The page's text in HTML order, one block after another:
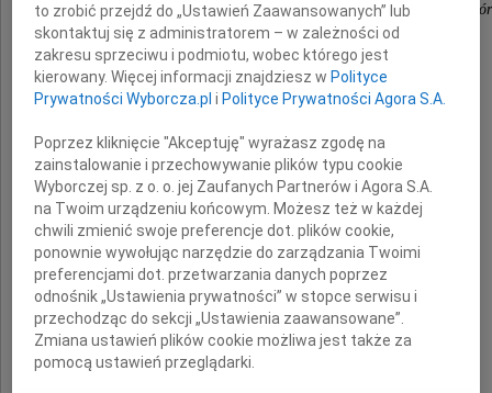
Chciałbym starą z mundurem wdziać na siebie
Po dawnemu wojować, kochać się i pić!
(B. Wieniawa-Długoszowski)
dr Krzysztof Pirecki
kmdr rez. WP
Zginął tragicznie podczas urlopu w Egipcie
to zrobić przejdź do „Ustawień Zaawansowanych” lub
skontaktuj się z administratorem – w zależności od
zakresu sprzeciwu i podmiotu, wobec którego jest
kierowany. Więcej informacji znajdziesz w Polityce
Prywatności Wyborcza.pl i Polityce Prywatności Agora S.A.
Poprzez kliknięcie "Akceptuję" wyrażasz zgodę na
zainstalowanie i przechowywanie plików typu cookie
Wyborczej sp. z o. o. jej Zaufanych Partnerów i Agora S.A.
na Twoim urządzeniu końcowym. Możesz też w każdej
chwili zmienić swoje preferencje dot. plików cookie,
ponownie wywołując narzędzie do zarządzania Twoimi
preferencjami dot. przetwarzania danych poprzez
odnośnik „Ustawienia prywatności” w stopce serwisu i
przechodząc do sekcji „Ustawienia zaawansowane”.
Zmiana ustawień plików cookie możliwa jest także za
pomocą ustawień przeglądarki.